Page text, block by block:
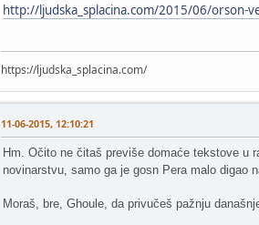
http://ljudska_splacina.com/2015/06/orson-
https://ljudska_splacina.com/
11-06-2015, 12:10:21
Hm. Očito ne čitaš previše domaće tekstove u
novinarstvu, samo ga je gosn Pera malo digao
Moraš, bre, Ghoule, da privučeš pažnju